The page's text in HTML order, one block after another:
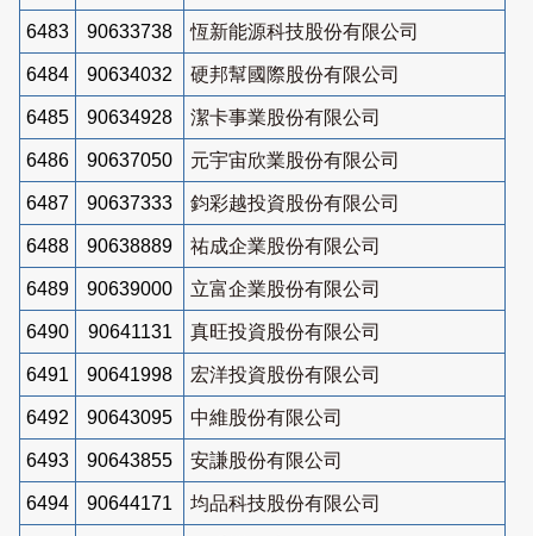
6483 90633738 恆新能源科技股份有限公司
6484 90634032 硬邦幫國際股份有限公司
6485 90634928 潔卡事業股份有限公司
6486 90637050 元宇宙欣業股份有限公司
6487 90637333 鈞彩越投資股份有限公司
6488 90638889 祐成企業股份有限公司
6489 90639000 立富企業股份有限公司
6490 90641131 真旺投資股份有限公司
6491 90641998 宏洋投資股份有限公司
6492 90643095 中維股份有限公司
6493 90643855 安謙股份有限公司
6494 90644171 均品科技股份有限公司